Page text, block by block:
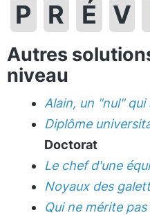
P R É V
Autres
niveau
Alain, un "nul" qui
Diplôme
Doctorat
Le chef d'une
Noyaux des
Qui ne mérite